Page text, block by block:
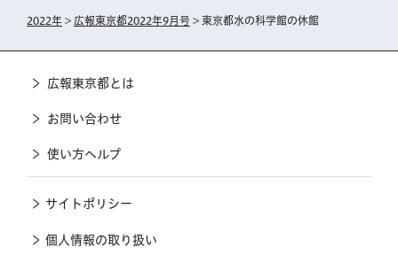
2022年 > 広報東京都2022年9月号 > 東京都水の科学館の休館
広報東京都とは
お問い合わせ
使い方ヘルプ
サイトポリシー
個人情報の取り扱い